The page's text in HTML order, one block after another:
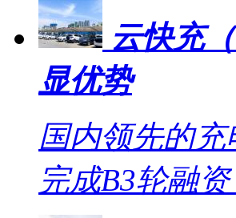
云快充
显优势
国内领先的
完成B3轮融